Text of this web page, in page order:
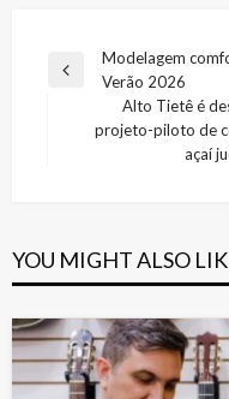
Navegação
Post
Previous
Modelagem
Verão 2026
Next
Alto Tietê é
projeto-piloto de
açaí
YOU MIGHT ALSO